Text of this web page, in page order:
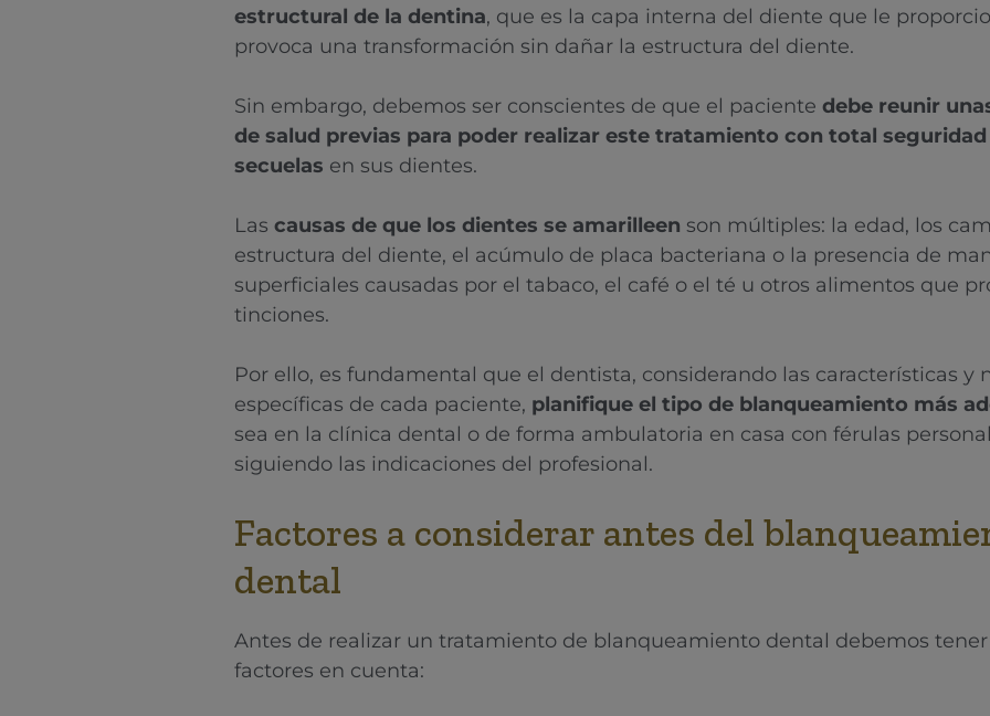
estructural de la dentina, que es la capa interna del diente que le
provoca una transformación sin dañar la estructura del diente.
Sin embargo, debemos ser conscientes de que el paciente debe reunir
de salud previas para poder realizar este tratamiento con total
secuelas en sus dientes.
Las causas de que los dientes se amarilleen son múltiples: la edad, los
estructura del diente, el acúmulo de placa bacteriana o la presencia de
superficiales causadas por el tabaco, el café o el té u otros alimentos que
tinciones.
Por ello, es fundamental que el dentista, considerando las características y
específicas de cada paciente, planifique el tipo de blanqueamiento más
sea en la clínica dental o de forma ambulatoria en casa con férulas
siguiendo las indicaciones del profesional.
Factores a considerar antes del
dental
Antes de realizar un tratamiento de blanqueamiento dental debemos
factores en cuenta: